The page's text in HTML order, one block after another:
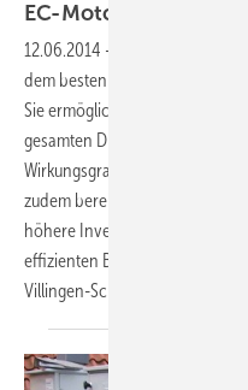
EC-Motoren auf dem
12.06.2014 -
dem besten Weg, im
Sie ermöglichen eine
gesamten Drehzahlbereich,
Wirkungsgrade, arbeiten
zudem bereits die Vorgaben
höhere Investitionskosten
effizienten Betriebsweise nach
Villingen-Schwenningen